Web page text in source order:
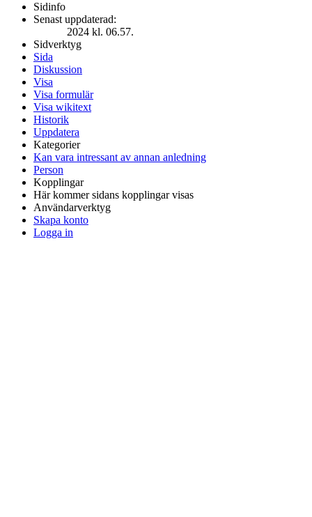
Sidinfo
Senast uppdaterad:
2024 kl. 06.57.
Sidverktyg
Sida
Diskussion
Visa
Visa formulär
Visa wikitext
Historik
Uppdatera
Kategorier
Kan vara intressant av annan anledning
Person
Kopplingar
Här kommer sidans kopplingar visas
Användarverktyg
Skapa konto
Logga in